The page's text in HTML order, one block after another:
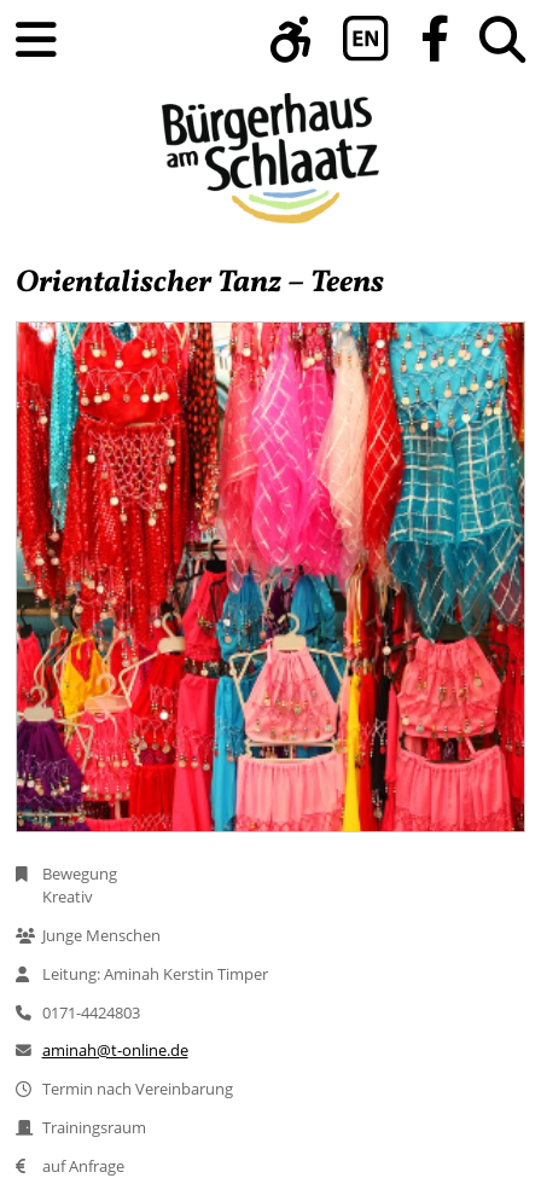
Orientalischer Tanz – Teens
Bewegung
Kreativ
Junge Menschen
Leitung: Aminah Kerstin Timper
0171-4424803
aminah@t-online.de
Termin nach Vereinbarung
Trainingsraum
auf Anfrage